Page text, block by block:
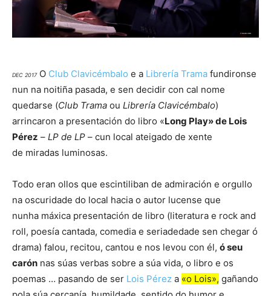
DEC 2017O Club Clavicémbalo e a Librería Trama fundironse
nun na noitiña pasada, e sen decidir con cal nome
quedarse (Club Trama ou Librería Clavicémbalo)
arrincaron a presentación do libro «Long Play» de Lois
Pérez – LP de LP – cun local ateigado de xente
de miradas luminosas.
Todo eran ollos que escintiliban de admiración e orgullo
na oscuridade do local hacia o autor lucense que
nunha máxica presentación de libro (literatura e rock and
roll, poesía cantada, comedia e seriadedade sen chegar ó
drama) falou, recitou, cantou e nos levou con él, ó seu
carón nas súas verbas sobre a súa vida, o libro e os
poemas … pasando de ser Lois Pérez a «o Lois», gañando